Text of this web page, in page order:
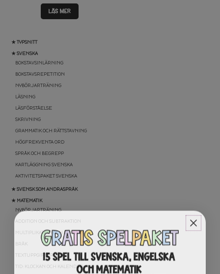
★ TYPSNITT
★ SVENSKA
BOKSTAVSINLÄRNING
BOKSTAVSREPETITION
NYBÖRJARTRÄNING
LÄSNING
LÄSFÖRSTÅELSE
SKRIVNING
GRAMMATIK OCH RÄTTSTAVNING
HÖGFREKVENTA ORD
SPRÅK OCH BEGREPP
KARTLÄGGNING SVENSKA
AKTIVITETSPAKET SVENSKA
★ SVENSK SOM ANDRASPRÅK
★ MATEMATIK
NYBÖRJARTRÄNING
ADDITION OCH SUBTRAKTION
MULTIPLIKATION OCH DIVISION
BRÅK
TEXTUPPGIFTER
TID: KLOCKAN OCH KALENDER
LÄS MER